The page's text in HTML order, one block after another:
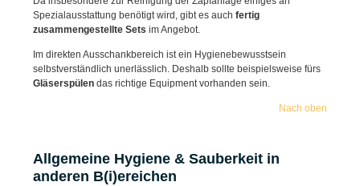
Spezialausstattung benötigt wird, gibt es auch fertig
zusammengestellte Sets im Angebot.
Im direkten Ausschankbereich ist ein Hygienebewusstsein
selbstverständlich unerlässlich. Deshalb sollte beispielsweise fürs
Gläserspülen das richtige Equipment vorhanden sein.
Nach oben
Allgemeine Hygiene & Sauberkeit in
anderen B(i)ereichen